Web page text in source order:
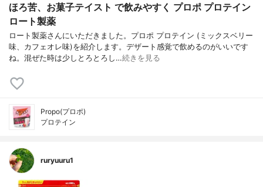
ほろ苦、お菓子テイスト で飲みやすく プロポ プロテイン
ロート製薬
ロート製薬さんにいただきました。プロポ プロテイン (ミックスベリー
味、カフェオレ味)を紹介します。デザート感覚で飲めるのがいいです
ね。混ぜた時は少しとろとろし…続きを見る
Propo(プロポ)
プロテイン
ruryuuru1